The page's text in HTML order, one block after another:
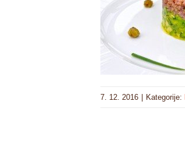
7. 12. 2016 Kategorije: